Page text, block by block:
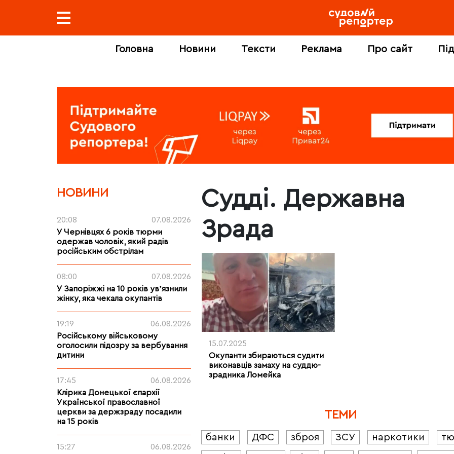
Головна Новини Тексти Реклама Про сайт
НОВИНИ
20:08
07.08.2026
У Чернівцях 6 років тюрми
одержав чоловік, який радів
російським обстрілам
08:00
07.08.2026
У Запоріжжі на 10 років увʼязнили
жінку, яка чекала окупантів
19:19
06.08.2026
Російському військовому
оголосили підозру за вербування
дитини
17:45
06.08.2026
Клірика Донецької єпархії
Української православної
церкви за держзраду посадили
на 15 років
15:27 06.08.2026
Судді. Державна
Зрада
15.07.2025
Окупанти збираються судити
виконавців замаху на суддю-
зрадника Ломейка
ТЕМИ
банки ДФС зброя ЗСУ наркотики